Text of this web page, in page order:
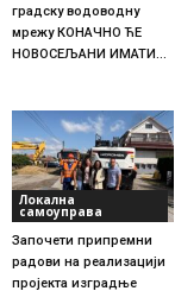
градску водоводну
мрежу КОНАЧНО ЋЕ
НОВОСЕЉАНИ ИМАТИ...
Локална
самоуправа
Започети припремни
радови на реализацији
пројекта изградње